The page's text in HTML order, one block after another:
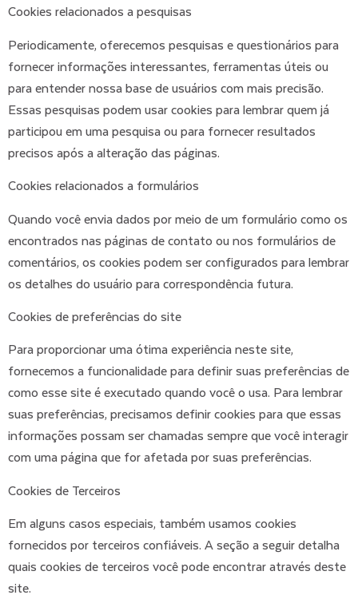
Cookies relacionados a pesquisas
Periodicamente, oferecemos pesquisas e questionários para
fornecer informações interessantes, ferramentas úteis ou
para entender nossa base de usuários com mais precisão.
Essas pesquisas podem usar cookies para lembrar quem já
participou em uma pesquisa ou para fornecer resultados
precisos após a alteração das páginas.
Cookies relacionados a formulários
Quando você envia dados por meio de um formulário como os
encontrados nas páginas de contato ou nos formulários de
comentários, os cookies podem ser configurados para lembrar
os detalhes do usuário para correspondência futura.
Cookies de preferências do site
Para proporcionar uma ótima experiência neste site,
fornecemos a funcionalidade para definir suas preferências de
como esse site é executado quando você o usa. Para lembrar
suas preferências, precisamos definir cookies para que essas
informações possam ser chamadas sempre que você interagir
com uma página que for afetada por suas preferências.
Cookies de Terceiros
Em alguns casos especiais, também usamos cookies
fornecidos por terceiros confiáveis. A seção a seguir detalha
quais cookies de terceiros você pode encontrar através deste
site.